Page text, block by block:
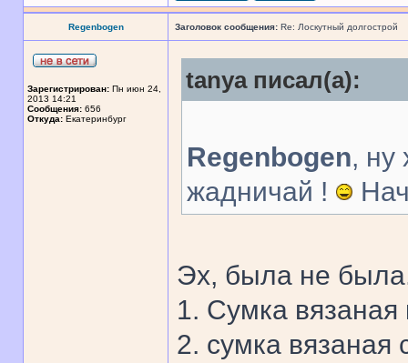
Regenbogen Заголовок сообщения: Re: Лоскутный долгострой
Зарегистрирован: Пн июн 24,
2013 14:21
Сообщения: 656
Откуда: Екатеринбург
tanya писал(а):
Regenbogen, ну
жадничай !
Эх, была не
1. Сумка вязаная
2. сумка вязаная